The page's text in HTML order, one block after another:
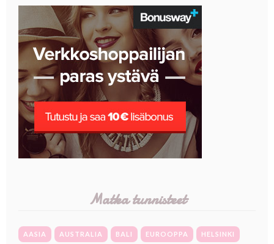
Matka tunnisteet
AASIA AUSTRALIA BALI EUROOPPA HELSINKI